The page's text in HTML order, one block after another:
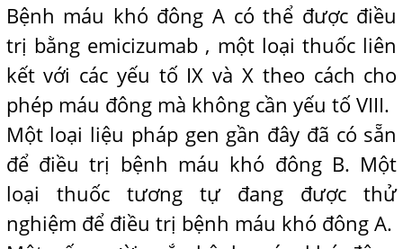
Bệnh máu khó đông A có thể được điều
trị bằng emicizumab , một loại thuốc liên
kết với các yếu tố IX và X theo cách cho
phép máu đông mà không cần yếu tố VIII.
Một loại liệu pháp gen gần đây đã có sẵn
để điều trị bệnh máu khó đông B. Một
loại thuốc tương tự đang được thử
nghiệm để điều trị bệnh máu khó đông A.